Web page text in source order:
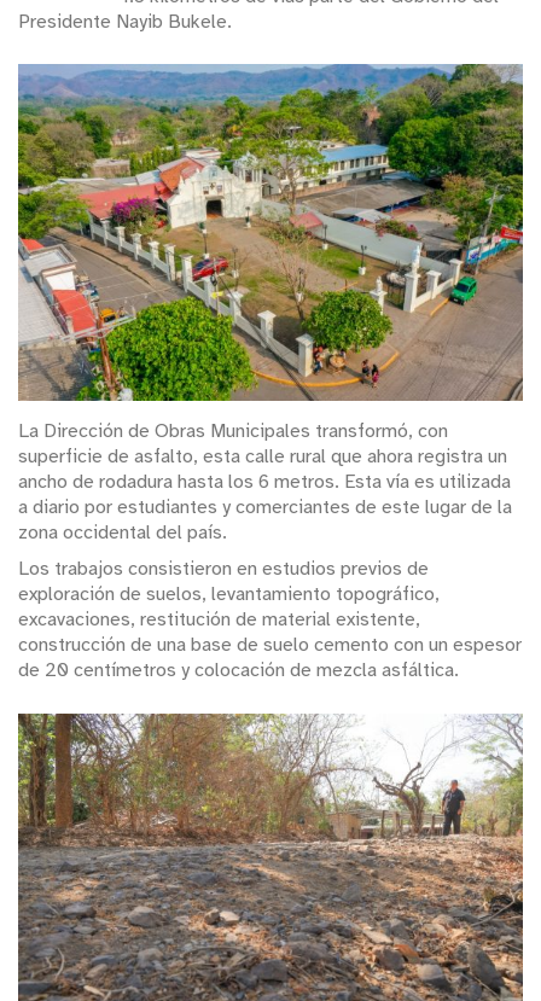
Presidente Nayib Bukele.
La Dirección de Obras Municipales transformó, con
superficie de asfalto, esta calle rural que ahora registra un
ancho de rodadura hasta los 6 metros. Esta vía es utilizada
a diario por estudiantes y comerciantes de este lugar de la
zona occidental del país.
Los trabajos consistieron en estudios previos de
exploración de suelos, levantamiento topográfico,
excavaciones, restitución de material existente,
construcción de una base de suelo cemento con un espesor
de 20 centímetros y colocación de mezcla asfáltica.